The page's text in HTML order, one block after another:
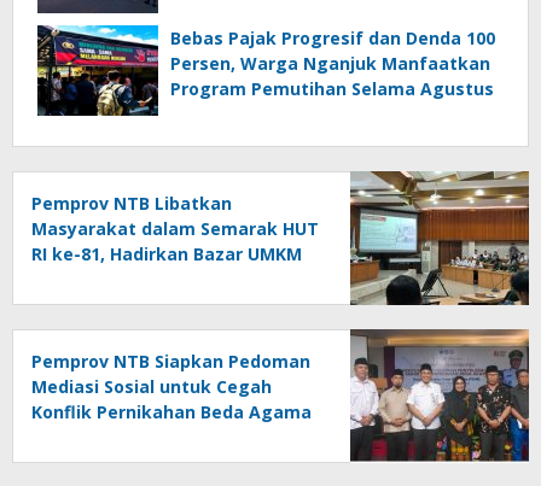
Bebas Pajak Progresif dan Denda 100
Persen, Warga Nganjuk Manfaatkan
Program Pemutihan Selama Agustus
Pemprov NTB Libatkan
Masyarakat dalam Semarak HUT
RI ke-81, Hadirkan Bazar UMKM
Pemprov NTB Siapkan Pedoman
Mediasi Sosial untuk Cegah
Konflik Pernikahan Beda Agama